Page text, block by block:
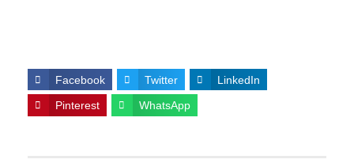
Facebook Twitter LinkedIn
Pinterest WhatsApp